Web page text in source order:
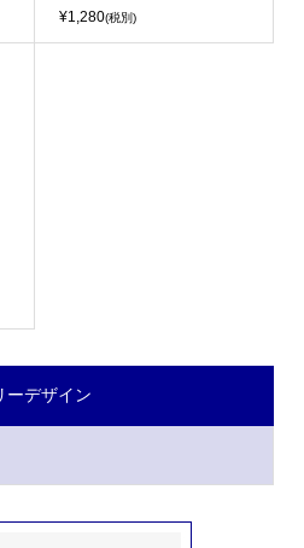
¥1,280(税別)
ーデザイン